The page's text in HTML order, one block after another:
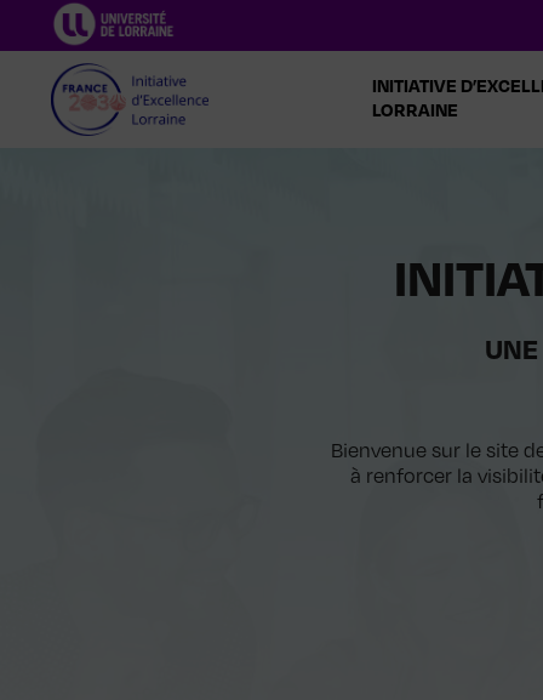
contenu
INITIATIVE
LORRAINE
Bienvenue sur le site
à renforcer la